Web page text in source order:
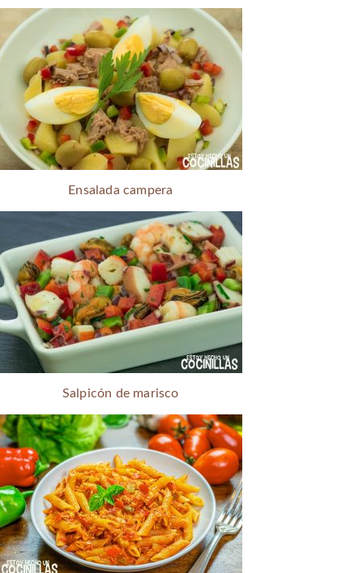
Ensalada campera
Salpicón de marisco